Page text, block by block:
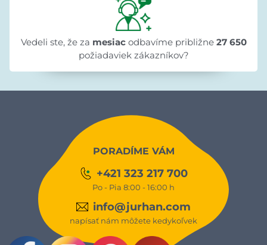
Vedeli ste, že za mesiac odbavíme približne27 650
požiadaviek zákazníkov?
PORADÍME VÁM
+421 323 217 700
Po - Pia 8:00 - 16:00 h
info@jurhan.com
napísať nám môžete kedykoľvek